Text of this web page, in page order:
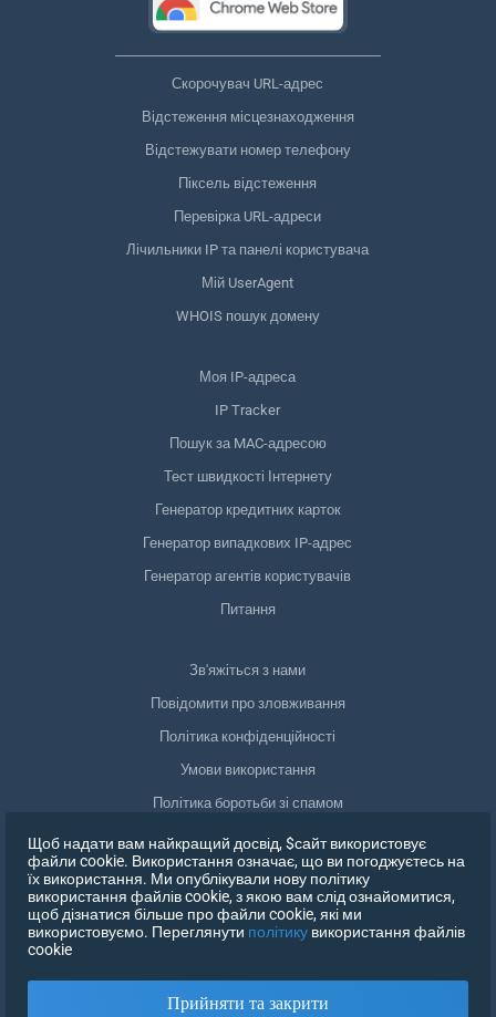
Скорочувач URL-адрес
Відстеження місцезнаходження
Відстежувати номер телефону
Піксель відстеження
Перевірка URL-адреси
Лічильники IP та панелі користувача
Мій UserAgent
WHOIS пошук домену
Моя IP-адреса
IP Tracker
Пошук за MAC-адресою
Тест швидкості Інтернету
Генератор кредитних карток
Генератор випадкових IP-адрес
Генератор агентів користувачів
Питання
Зв'яжіться з нами
Повідомити про зловживання
Політика конфіденційності
Умови використання
Політика боротьби зі спамом
Відповідність GDPR
Видалити мої дані
Відкликати згоду
Щоб надати вам найкращий досвід, $сайт використовує
файли cookie. Використання означає, що ви погоджуєтесь на
їх використання. Ми опублікували нову політику
використання файлів cookie, з якою вам слід ознайомитися,
щоб дізнатися більше про файли cookie, які ми
використовуємо. Переглянути політику використання файлів
cookie
Прийняти та закрити